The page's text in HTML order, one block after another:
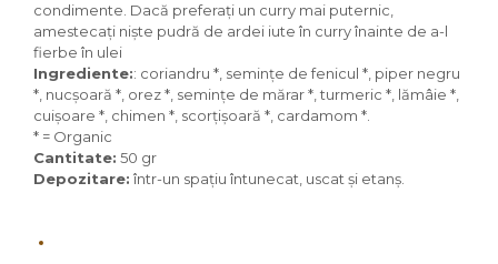
condimente. Dacă preferați un curry mai puternic,
amestecați niște pudră de ardei iute în curry înainte de a-l
fierbe în ulei
Ingrediente:: coriandru *, semințe de fenicul *, piper negru
*, nucșoară *, orez *, semințe de mărar *, turmeric *, lămâie *,
cuișoare *, chimen *, scorțișoară *, cardamom *.
* = Organic
Cantitate: 50 gr
Depozitare: într-un spațiu întunecat, uscat și etanș.